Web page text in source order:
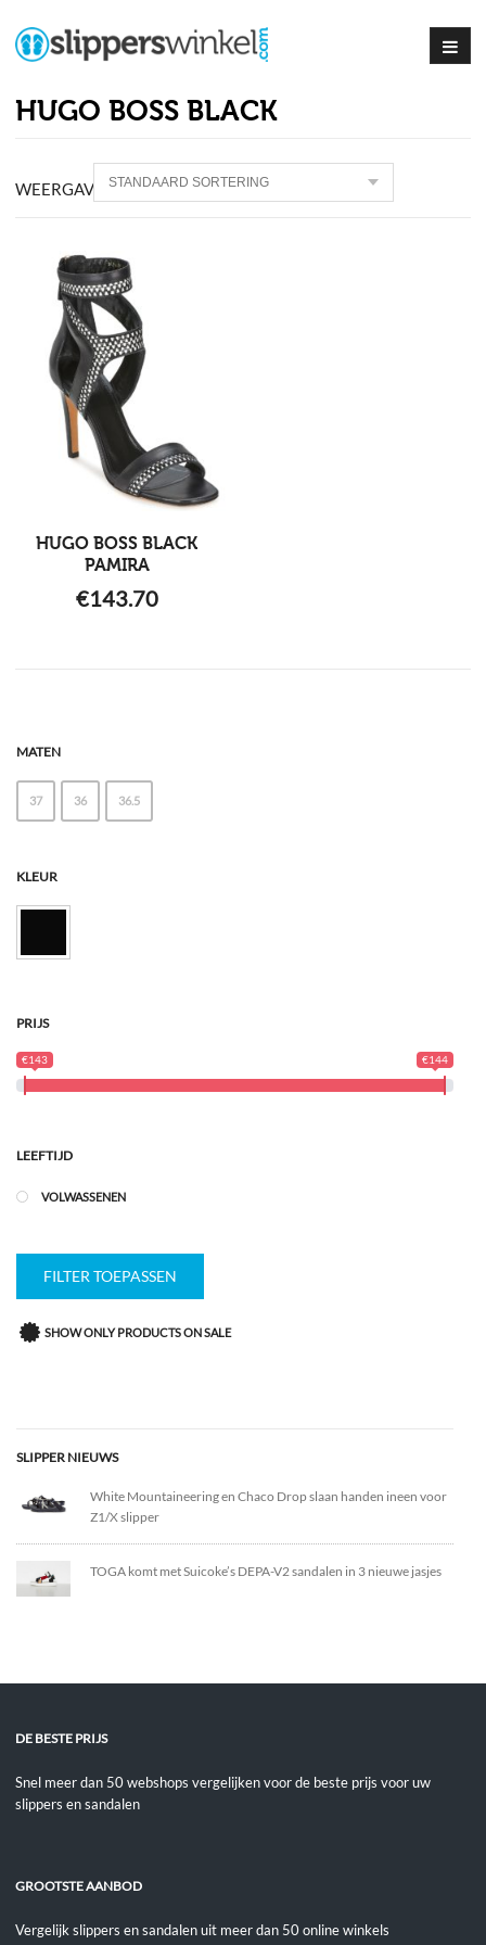
HUGO BOSS BLACK
WEERGAVE PRODUCT
HUGO BOSS BLACK
PAMIRA
€143.70
MATEN
37 36 36.5
KLEUR
PRIJS
€143 €144
LEEFTIJD
VOLWASSENEN
FILTER TOEPASSEN
SHOW ONLY PRODUCTS ON SALE
SLIPPER NIEUWS
White Mountaineering en Chaco Drop slaan handen ineen voor
Z1/X slipper
TOGA komt met Suicoke’s DEPA-V2 sandalen in 3 nieuwe jasjes
DE BESTE PRIJS
Snel meer dan 50 webshops vergelijken voor de beste prijs voor uw
slippers en sandalen
GROOTSTE AANBOD
Vergelijk slippers en sandalen uit meer dan 50 online winkels